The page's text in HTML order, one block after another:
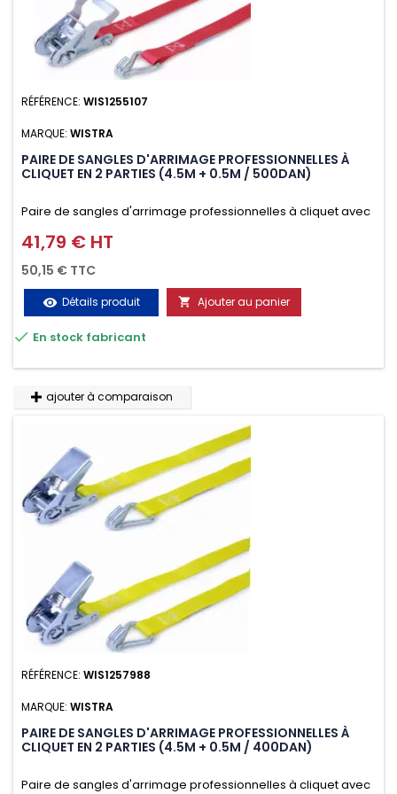
RÉFÉRENCE: WIS1255107
MARQUE: WISTRA
PAIRE DE SANGLES D'ARRIMAGE PROFESSIONNELLES À
CLIQUET EN 2 PARTIES (4.5M + 0.5M / 500DAN)
Paire de sangles d'arrimage professionnelles à cliquet avec
crochet en 2 parties (4.5M + 0.5M / 500daN), simple et rapide
d'utilisation. Permet d'arrimer et de sécuriser vos
chargements pendant le transport. Matière polyester très
résistante aux UV et aux variations de températures,
n'absorbe pas l'eau.
Prix
41,79 € HT
50,15 € TTC
visibility Détails produit  Ajouter au panier
 En stock fabricant
ajouter à comparaison
RÉFÉRENCE: WIS1257988
MARQUE: WISTRA
PAIRE DE SANGLES D'ARRIMAGE PROFESSIONNELLES À
CLIQUET EN 2 PARTIES (4.5M + 0.5M / 400DAN)
Paire de sangles d'arrimage professionnelles à cliquet avec